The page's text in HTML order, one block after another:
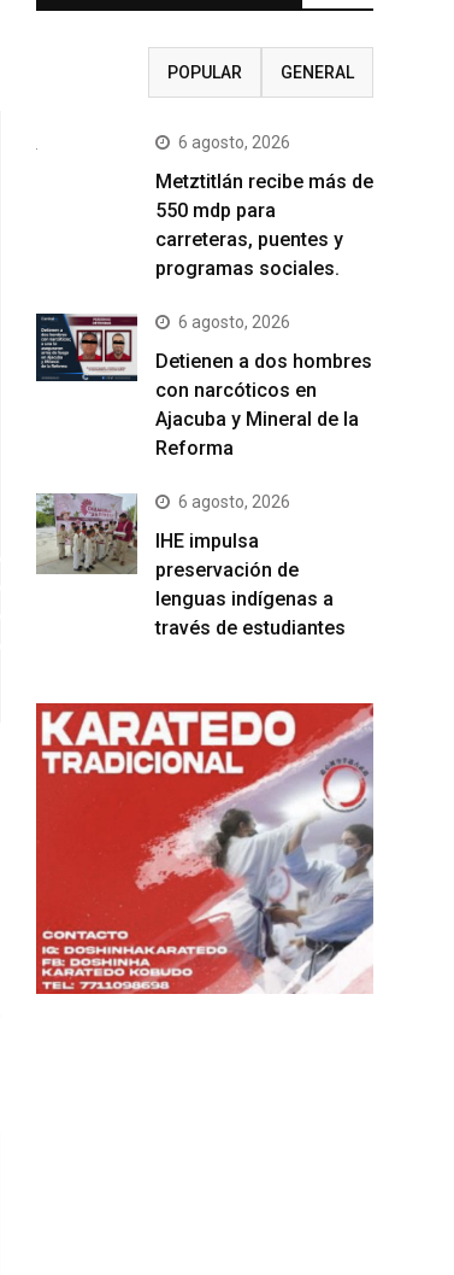
POPULAR GENERAL
6 agosto, 2026
Metztitlán recibe más de
550 mdp para
carreteras, puentes y
programas sociales.
6 agosto, 2026
Detienen a dos hombres
con narcóticos en
Ajacuba y Mineral de la
Reforma
6 agosto, 2026
IHE impulsa
preservación de
lenguas indígenas a
través de estudiantes